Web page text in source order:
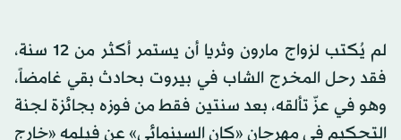
لم يُكتب لزواج مارون وثريا أن يستمر أكثر من 12 سنة،
فقد رحل المخرج الشاب في بيروت بحادث بقي غامضاً،
وهو في عزّ تألقه، بعد سنتين فقط من فوزه بجائزة لجنة
التحكيم في مهرجان «كان السينمائي» عن فيلمه «خارج